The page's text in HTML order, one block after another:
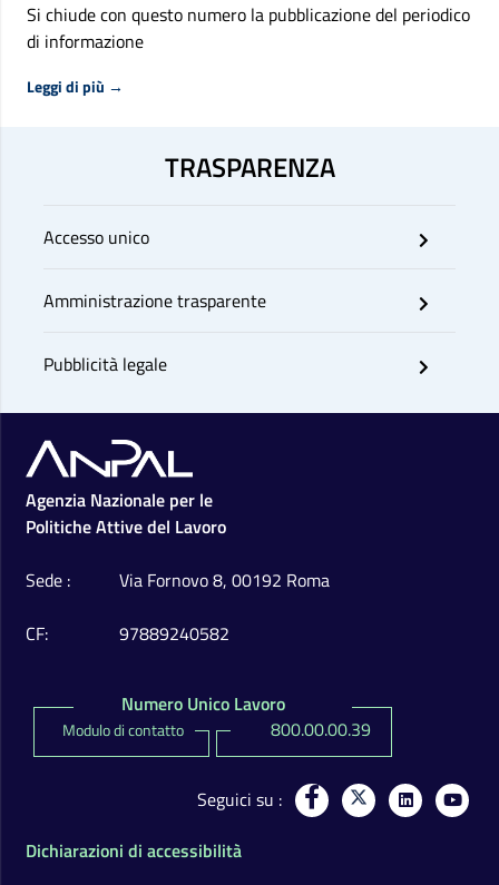
Si chiude con questo numero la pubblicazione del periodico
di informazione
Leggi di più →
TRASPARENZA
Accesso unico
Amministrazione trasparente
Pubblicità legale
Footer
Agenzia Nazionale per le
Politiche Attive del Lavoro
Sede
Via Fornovo 8, 00192 Roma
CF
97889240582
Numero Unico Lavoro
Modulo di contatto 800.00.00.39
Seguici su
Dichiarazioni di accessibilità